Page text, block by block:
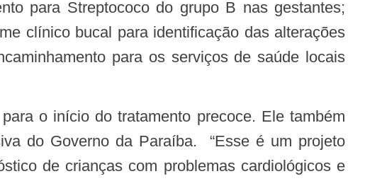
para Streptococo do grupo B nas gestantes;
clínico bucal para identificação das alterações
para os serviços de saúde locais
do Governo da Paraíba. “Esse é um projeto
de crianças com problemas cardiológicos e